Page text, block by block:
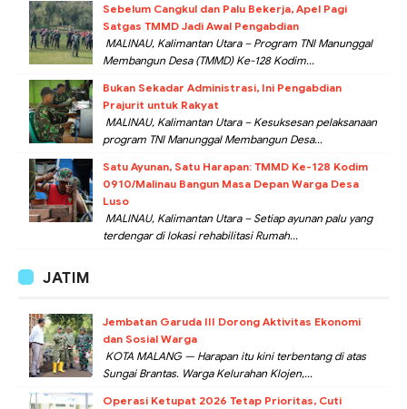
Sebelum Cangkul dan Palu Bekerja, Apel Pagi
Satgas TMMD Jadi Awal Pengabdian
MALINAU, Kalimantan Utara – Program TNI Manunggal
Membangun Desa (TMMD) Ke-128 Kodim...
Bukan Sekadar Administrasi, Ini Pengabdian
Prajurit untuk Rakyat
MALINAU, Kalimantan Utara – Kesuksesan pelaksanaan
program TNI Manunggal Membangun Desa...
Satu Ayunan, Satu Harapan: TMMD Ke-128 Kodim
0910/Malinau Bangun Masa Depan Warga Desa
Luso
MALINAU, Kalimantan Utara – Setiap ayunan palu yang
terdengar di lokasi rehabilitasi Rumah...
JATIM
Jembatan Garuda III Dorong Aktivitas Ekonomi
dan Sosial Warga
KOTA MALANG — Harapan itu kini terbentang di atas
Sungai Brantas. Warga Kelurahan Klojen,...
Operasi Ketupat 2026 Tetap Prioritas, Cuti